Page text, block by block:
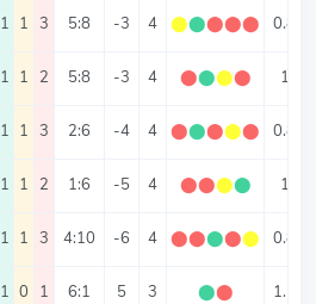
1 1 3 5:8 -3 4 ⬤⬤⬤⬤⬤ 0.8
1 1 2 5:8 -3 4 ⬤⬤⬤⬤ 1
1 1 3 2:6 -4 4 ⬤⬤⬤⬤⬤ 0.8
1 1 2 1:6 -5 4 ⬤⬤⬤⬤ 1
1 1 3 4:10 -6 4 ⬤⬤⬤⬤⬤ 0.8
1 0 1 6:1 5 3 ⬤⬤ 1.5